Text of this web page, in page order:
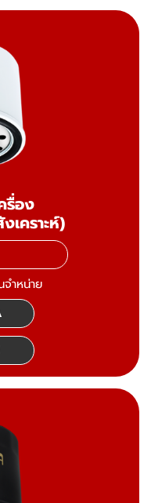
รื่อง
เคราะห์)
ำหน่าย